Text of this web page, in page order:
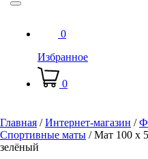
0
Избранное
0
Главная /Интернет-магазин /
Спортивные маты /Мат 100 х
зелёный